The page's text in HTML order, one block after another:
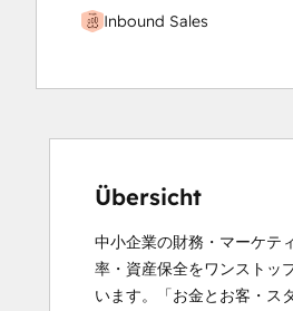
Inbound Sales
Übersicht
中小企業の財務・マーケテ
率・資産保全をワンストッ
います。「お金とお客・ス